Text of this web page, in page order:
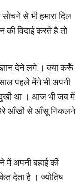
से भी हमारा दिल
की विदाई करते है तो
देने लगे । क्या करूँ
पहले मेंने भी अपनी
दुखी था । आज भी जब में
मेरे आँखों से आँसू निकलने
अपनी बहाई की
देता है । ज्योतिष